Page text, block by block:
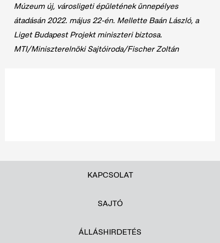
Múzeum új, városligeti épületének ünnepélyes
átadásán 2022. május 22-én. Mellette Baán László, a
Liget Budapest Projekt miniszteri biztosa.
MTI/Miniszterelnöki Sajtóiroda/Fischer Zoltán
KAPCSOLAT
SAJTÓ
ÁLLÁSHIRDETÉS